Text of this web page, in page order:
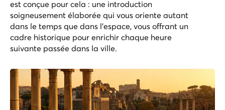
est conçue pour cela : une introduction
soigneusement élaborée qui vous oriente autant
dans le temps que dans l’espace, vous offrant un
cadre historique pour enrichir chaque heure
suivante passée dans la ville.